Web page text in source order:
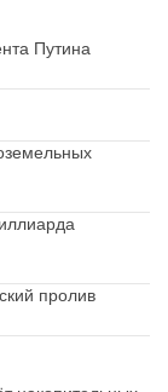
Путина
пролив